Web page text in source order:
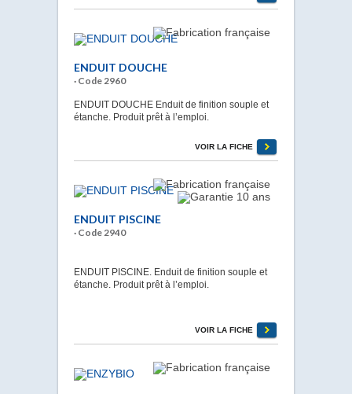
ENDUIT DOUCHE
· Code 2960
ENDUIT DOUCHE Enduit de finition souple et
étanche. Produit prêt à l’emploi.
VOIR LA FICHE
ENDUIT PISCINE
· Code 2940
ENDUIT PISCINE. Enduit de finition souple et
étanche. Produit prêt à l’emploi.
VOIR LA FICHE